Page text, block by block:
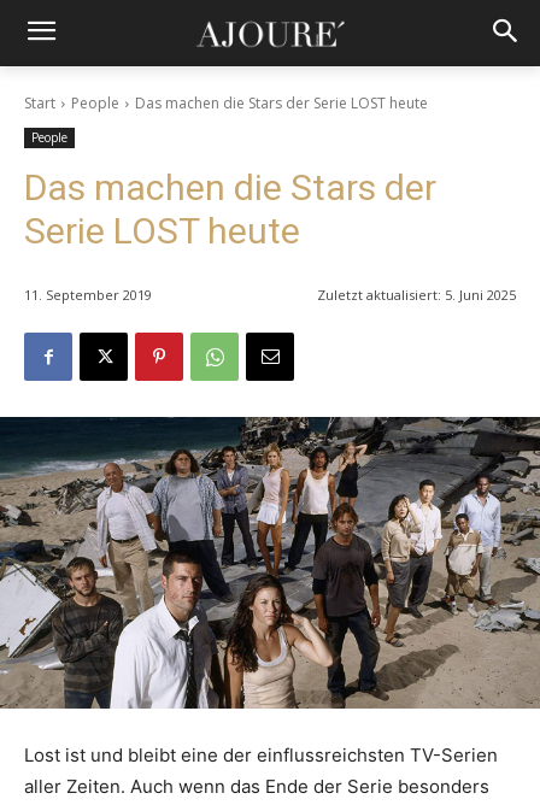
Start People Das machen die Stars der Serie LOST heute
People
Das machen die Stars der
Serie LOST heute
11. September 2019 Zuletzt aktualisiert: 5. Juni 2025
Lost ist und bleibt eine der einflussreichsten TV-Serien
aller Zeiten. Auch wenn das Ende der Serie besonders